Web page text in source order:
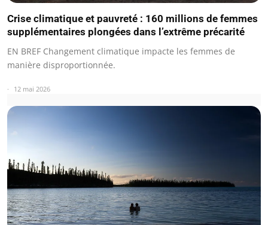
Crise climatique et pauvreté : 160 millions de femmes
supplémentaires plongées dans l’extrême précarité
EN BREF Changement climatique impacte les femmes de
manière disproportionnée.
12 mai 2026